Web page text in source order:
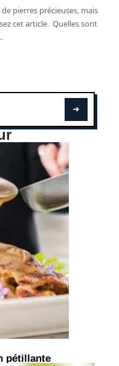
pierres précieuses, mais
cet article. Quelles sont
pétillante